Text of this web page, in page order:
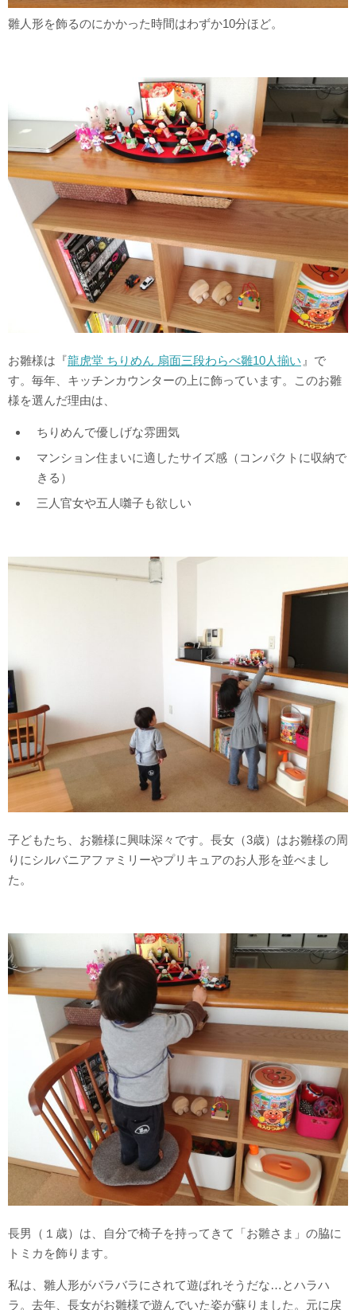
雛人形を飾るのにかかった時間はわずか10分ほど。
お雛様は『龍虎堂 ちりめん 扇面三段わらべ雛10人揃い 』で
す。毎年、キッチンカウンターの上に飾っています。このお雛
様を選んだ理由は、
ちりめんで優しげな雰囲気
マンション住まいに適したサイズ感（コンパクトに収納で
きる）
三人官女や五人囃子も欲しい
子どもたち、お雛様に興味深々です。長女（3歳）はお雛様の周
りにシルバニアファミリーやプリキュアのお人形を並べまし
た。
長男（１歳）は、自分で椅子を持ってきて「お雛さま」の脇に
トミカを飾ります。
私は、雛人形がバラバラにされて遊ばれそうだな…とハラハ
ラ。去年、長女がお雛様で遊んでいた姿が蘇りました。元に戻